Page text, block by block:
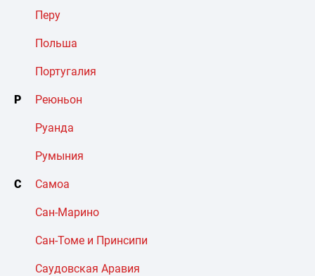
Перу
Польша
Португалия
Р Реюньон
Руанда
Румыния
С Самоа
Сан-Марино
Сан-Томе и Принсипи
Саудовская Аравия